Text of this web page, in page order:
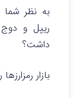
به نظر شما
ریپل و
داشت؟
بازار